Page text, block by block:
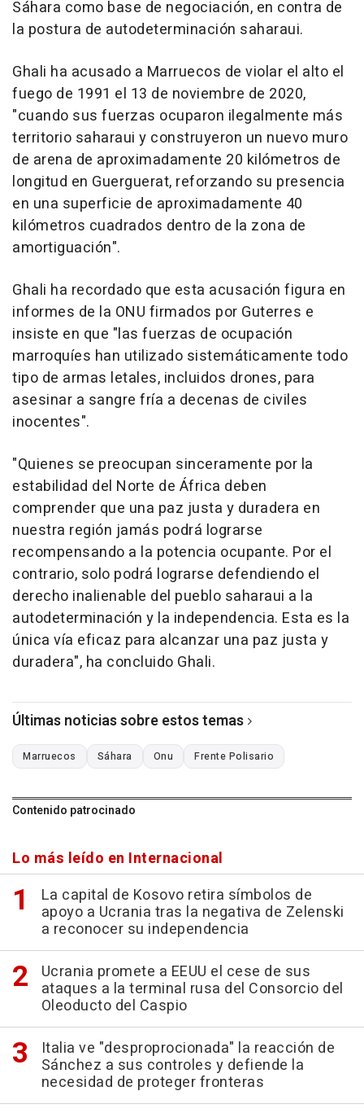
Sáhara como base de negociación, en contra de
la postura de autodeterminación saharaui.
Ghali ha acusado a Marruecos de violar el alto el
fuego de 1991 el 13 de noviembre de 2020,
"cuando sus fuerzas ocuparon ilegalmente más
territorio saharaui y construyeron un nuevo muro
de arena de aproximadamente 20 kilómetros de
longitud en Guerguerat, reforzando su presencia
en una superficie de aproximadamente 40
kilómetros cuadrados dentro de la zona de
amortiguación".
Ghali ha recordado que esta acusación figura en
informes de la ONU firmados por Guterres e
insiste en que "las fuerzas de ocupación
marroquíes han utilizado sistemáticamente todo
tipo de armas letales, incluidos drones, para
asesinar a sangre fría a decenas de civiles
inocentes".
"Quienes se preocupan sinceramente por la
estabilidad del Norte de África deben
comprender que una paz justa y duradera en
nuestra región jamás podrá lograrse
recompensando a la potencia ocupante. Por el
contrario, solo podrá lograrse defendiendo el
derecho inalienable del pueblo saharaui a la
autodeterminación y la independencia. Esta es la
única vía eficaz para alcanzar una paz justa y
duradera", ha concluido Ghali.
Últimas noticias sobre estos temas
Marruecos Sáhara Onu Frente Polisario
Contenido patrocinado
Lo más leído en Internacional
La capital de Kosovo retira símbolos de
apoyo a Ucrania tras la negativa de Zelenski
a reconocer su independencia
Ucrania promete a EEUU el cese de sus
ataques a la terminal rusa del Consorcio del
Oleoducto del Caspio
Italia ve "desproprocionada" la reacción de
Sánchez a sus controles y defiende la
necesidad de proteger fronteras